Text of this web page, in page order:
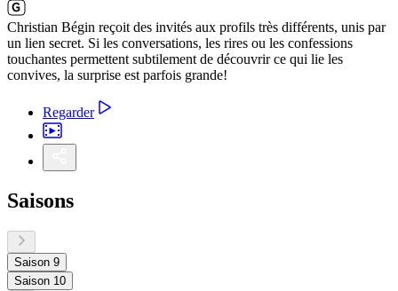
Christian Bégin reçoit des invités aux profils très différents, unis par
un lien secret. Si les conversations, les rires ou les confessions
touchantes permettent subtilement de découvrir ce qui lie les
convives, la surprise est parfois grande!
Regarder
Saisons
Saison 9
Saison 10